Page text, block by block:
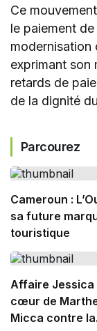
Ce
le paiement
exprimant son
retards de
de la dignité
Parcourez
Cameroun :
sa future
touristique
Affaire Jessica
cœur de
Micca contre la